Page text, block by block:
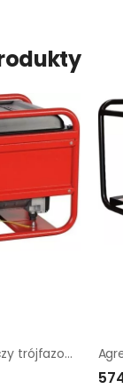
Agregat prądotwórczy trójfazowy Endress ESE 506 DHS-GT